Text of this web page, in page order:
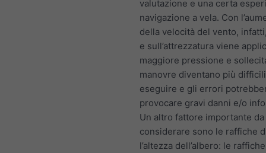
valutazione e una certa
navigazione a vela. Con
della velocità del vento,
e sull’attrezzatura viene
maggiore pressione e
manovre diventano più
eseguire e gli errori
provocare gravi danni e/o
Un altro fattore importante da
considerare sono le raffiche
l’altezza dell’albero: le